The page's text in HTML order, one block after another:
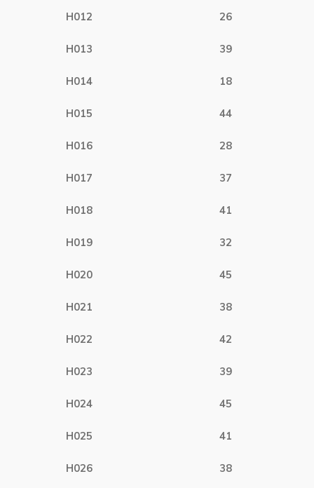
H012 26
H013 39
H014 18
H015 44
H016 28
H017 37
H018 41
H019 32
H020 45
H021 38
H022 42
H023 39
H024 45
H025 41
H026 38